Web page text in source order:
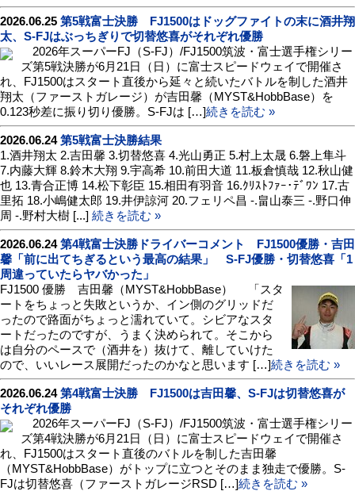
2026.06.25 第5戦富士決勝 FJ1500はドッグファイトの末に酒井翔
太、S-FJはぶっちぎりで切替悠喜がそれぞれ優勝
2026年スーパーFJ（S-FJ）/FJ1500筑波・富士選手権シリー
ズ第5戦決勝が6月21日（日）に富士スピードウェイで開催さ
れ、FJ1500はスタート直後から延々と続いたバトルを制した酒井
翔太（ファーストガレージ）が吉田馨（MYST&HobbBase）を
0.123秒差に振り切り優勝。S-FJは […]続きを読む »
2026.06.24第5戦富士決勝結果
1.酒井翔太 2.吉田馨 3.切替悠喜 4.光山勇正 5.村上太晟 6.磐上隼斗
7.内藤大輝 8.鈴木大翔 9.宇高希 10.前田大道 11.板倉慎哉 12.秋山健
也 13.青合正博 14.松下彰臣 15.相田有羽音 16.ｸﾘｽﾄﾌｧｰ･ﾃﾞﾜﾝ 17.古
里拓 18.小嶋健太郎 19.井伊諒河 20.フェリペ昌 -.畠山泰三 -.野口伸
周 -.野村大樹 [...] 続きを読む »
2026.06.24第4戦富士決勝ドライバーコメント FJ1500優勝・吉田
馨「前に出てちぎるという最高の結果」 S-FJ優勝・切替悠喜「1
周違っていたらヤバかった」
FJ1500 優勝 吉田馨（MYST&HobbBase） 「スタ
ートをちょっと失敗というか、イン側のグリッドだ
ったので路面がちょっと濡れていて。シビアなスタ
ートだったのですが、うまく決められて。そこから
は自分のペースで（酒井を）抜けて、離していけた
ので、いいレース展開だったのかなと思います […]続きを読む »
2026.06.24第4戦富士決勝 FJ1500は吉田馨、S-FJは切替悠喜が
それぞれ優勝
2026年スーパーFJ（S-FJ）/FJ1500筑波・富士選手権シリー
ズ第4戦決勝が6月21日（日）に富士スピードウェイで開催さ
れ、FJ1500はスタート直後のバトルを制した吉田馨
（MYST&HobbBase）がトップに立つとそのまま独走で優勝。S-
FJは切替悠喜（ファーストガレージRSD […]続きを読む »